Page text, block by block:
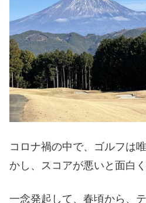
コロナ禍の中で、ゴルフは
かし、スコアが悪いと面白
一念発起して、春頃から、